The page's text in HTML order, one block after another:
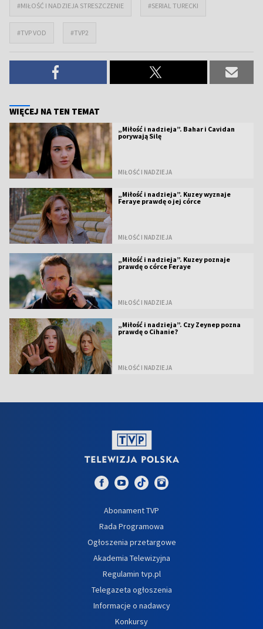
#MIŁOŚĆ I NADZIEJA STRESZCZENIE #SERIAL TURECKI
#TVP VOD #TVP2
WIĘCEJ NA TEN TEMAT
„Miłość i nadzieja”. Bahar i Cavidan
porywają Silę
MIŁOŚĆ I NADZIEJA
„Miłość i nadzieja”. Kuzey wyznaje
Feraye prawdę o jej córce
MIŁOŚĆ I NADZIEJA
„Miłość i nadzieja”. Kuzey poznaje
prawdę o córce Feraye
MIŁOŚĆ I NADZIEJA
„Miłość i nadzieja”. Czy Zeynep pozna
prawdę o Cihanie?
MIŁOŚĆ I NADZIEJA
Abonament TVP
Rada Programowa
Ogłoszenia przetargowe
Akademia Telewizyjna
Regulamin tvp.pl
Telegazeta ogłoszenia
Informacje o nadawcy
Konkursy